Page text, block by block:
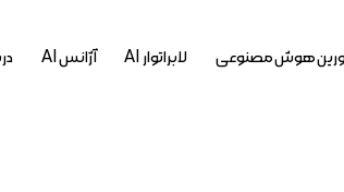
هوش مصنوعی لابراتوار AI آژانس AI